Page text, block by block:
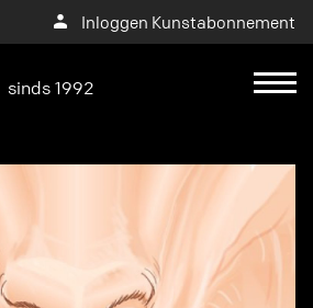
Inloggen Kunstabonnement
sinds 1992